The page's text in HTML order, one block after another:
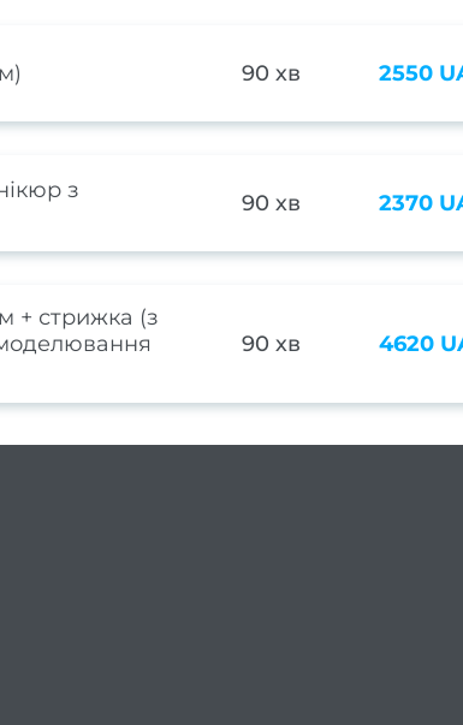
90 хв 2550
з
90 хв 2370
+ стрижка (з
90 хв 4620